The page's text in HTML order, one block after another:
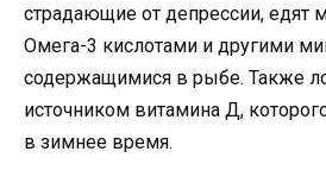
страдающие от депрессии, едят
Омега-3 кислотами и другими
содержащимися в рыбе. Также
источником витамина Д,
в зимнее время.